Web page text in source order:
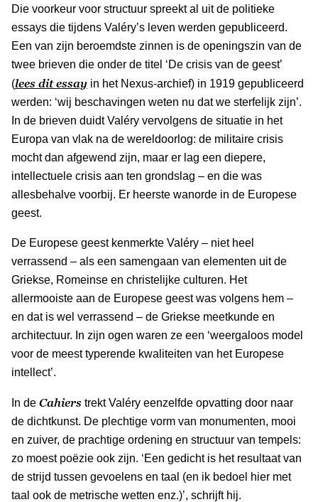
Die voorkeur voor structuur spreekt al uit de politieke
essays die tijdens Valéry’s leven werden gepubliceerd.
Een van zijn beroemdste zinnen is de openingszin van de
twee brieven die onder de titel ‘De crisis van de geest’
(lees dit essay in het Nexus-archief) in 1919 gepubliceerd
werden: ‘wij beschavingen weten nu dat we sterfelijk zijn’.
In de brieven duidt Valéry vervolgens de situatie in het
Europa van vlak na de wereldoorlog: de militaire crisis
mocht dan afgewend zijn, maar er lag een diepere,
intellectuele crisis aan ten grondslag – en die was
allesbehalve voorbij. Er heerste wanorde in de Europese
geest.
De Europese geest kenmerkte Valéry – niet heel
verrassend – als een samengaan van elementen uit de
Griekse, Romeinse en christelijke culturen. Het
allermooiste aan de Europese geest was volgens hem –
en dat is wel verrassend – de Griekse meetkunde en
architectuur. In zijn ogen waren ze een ‘weergaloos model
voor de meest typerende kwaliteiten van het Europese
intellect’.
In de Cahiers trekt Valéry eenzelfde opvatting door naar
de dichtkunst. De plechtige vorm van monumenten, mooi
en zuiver, de prachtige ordening en structuur van tempels:
zo moest poëzie ook zijn. ‘Een gedicht is het resultaat van
de strijd tussen gevoelens en taal (en ik bedoel hier met
taal ook de metrische wetten enz.)’, schrijft hij.